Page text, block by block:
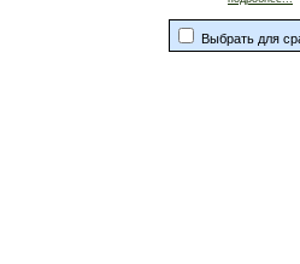
Выбрать для